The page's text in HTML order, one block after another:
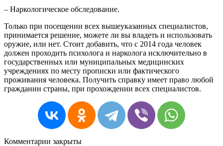
– Наркологическое обследование.
Только при посещении всех вышеуказанных специалистов,
принимается решение, можете ли вы владеть и использовать
оружие, или нет. Стоит добавить, что с 2014 года человек
должен проходить психолога и нарколога исключительно в
государственных или муниципальных медицинских
учреждениях по месту прописки или фактического
проживания человека. Получить справку имеет право любой
гражданин страны, при прохождении всех специалистов.
Комментарии закрыты